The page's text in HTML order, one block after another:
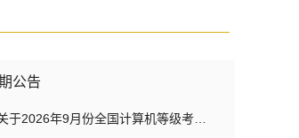
公告
于2026年9月份全国计算机等级考试（NCRE）报名的通知